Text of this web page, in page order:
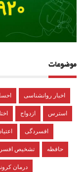
موضوعات
اخبار روانشناسی
ازدواج استرس
افسردگی
تشخیص حافظه
درمان